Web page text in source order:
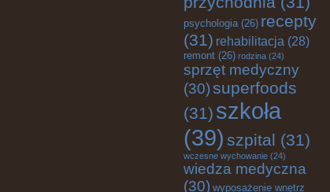
psychologia(26) recepty
(31) rehabilitacja (28)
remont (26) rodzina (24)
sprzęt medyczny
(30)superfoods
(31) szkoła
(39) szpital (31)
wczesne wychowanie (24)
wiedza medyczna
(30) wyposażenie wnętrz